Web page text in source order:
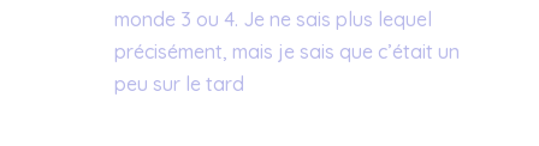
monde 3 ou 4. Je ne sais plus lequel
précisément, mais je sais que c’était un
peu sur le tard